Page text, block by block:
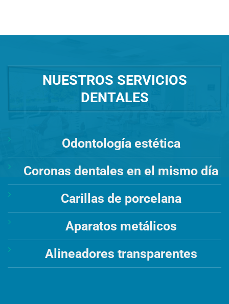
NUESTROS SERVICIOS
DENTALES
Odontología estética
Coronas dentales en el mismo día
Carillas de porcelana
Aparatos metálicos
Alineadores transparentes